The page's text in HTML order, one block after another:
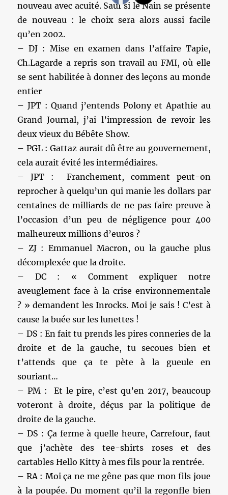
nouveau avec acuité. Sauf si le Nain se présente
de nouveau : le choix sera alors aussi facile
qu’en 2002.
– DJ : Mise en examen dans l’affaire Tapie,
Ch.Lagarde a repris son travail au FMI, où elle
se sent habilitée à donner des leçons au monde
entier
– JPT : Quand j’entends Polony et Apathie au
Grand Journal, j’ai l’impression de revoir les
deux vieux du Bébête Show.
– PGL : Gattaz aurait dû être au gouvernement,
cela aurait évité les intermédiaires.
– JPT : Franchement, comment peut-on
reprocher à quelqu’un qui manie les dollars par
centaines de milliards de ne pas faire preuve à
l’occasion d’un peu de négligence pour 400
malheureux millions d’euros ?
– ZJ : Emmanuel Macron, ou la gauche plus
décomplexée que la droite.
– DC : « Comment expliquer notre
aveuglement face à la crise environnementale
? » demandent les Inrocks. Moi je sais ! C’est à
cause la buée sur les lunettes !
– DS : En fait tu prends les pires conneries de la
droite et de la gauche, tu secoues bien et
t’attends que ça te pète à la gueule en
souriant…
– PM : Et le pire, c’est qu’en 2017, beaucoup
voteront à droite, déçus par la politique de
droite de la gauche.
– DS : Ça ferme à quelle heure, Carrefour, faut
que j’achète des tee-shirts roses et des
cartables Hello Kitty à mes fils pour la rentrée.
– RA : Moi ça ne me gêne pas que mon fils joue
à la poupée. Du moment qu’il la regonfle bien